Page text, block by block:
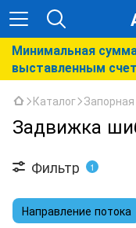
Минимальная
выставленным
Каталог
Задвижка
Фильтр 1
Направление потока